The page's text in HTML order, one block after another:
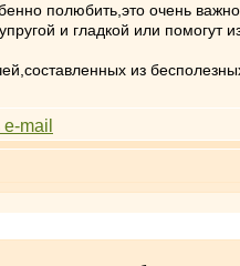
полюбить,это очень важно.
и гладкой или помогут
из